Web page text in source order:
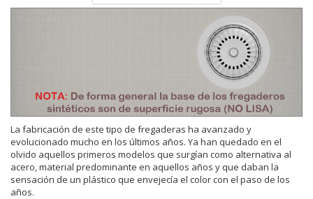
La fabricación de este tipo de fregaderas ha avanzado y
evolucionado mucho en los últimos años. Ya han quedado en el
olvido aquellos primeros modelos que surgían como alternativa al
acero, material predominante en aquellos años y que daban la
sensación de un plástico que envejecía el color con el paso de los
años.